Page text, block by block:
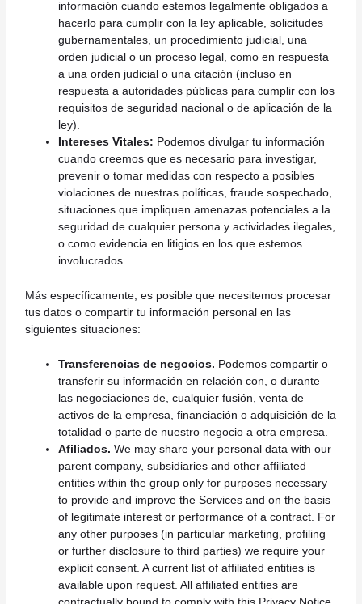
información cuando estemos legalmente obligados a
hacerlo para cumplir con la ley aplicable, solicitudes
gubernamentales, un procedimiento judicial, una
orden judicial o un proceso legal, como en respuesta
a una orden judicial o una citación (incluso en
respuesta a autoridades públicas para cumplir con los
requisitos de seguridad nacional o de aplicación de la
ley).
Intereses Vitales: Podemos divulgar tu información
cuando creemos que es necesario para investigar,
prevenir o tomar medidas con respecto a posibles
violaciones de nuestras políticas, fraude sospechado,
situaciones que impliquen amenazas potenciales a la
seguridad de cualquier persona y actividades ilegales,
o como evidencia en litigios en los que estemos
involucrados.
Más específicamente, es posible que necesitemos procesar
tus datos o compartir tu información personal en las
siguientes situaciones:
Transferencias de negocios. Podemos compartir o
transferir su información en relación con, o durante
las negociaciones de, cualquier fusión, venta de
activos de la empresa, financiación o adquisición de la
totalidad o parte de nuestro negocio a otra empresa.
Afiliados. We may share your personal data with our
parent company, subsidiaries and other affiliated
entities within the group only for purposes necessary
to provide and improve the Services and on the basis
of legitimate interest or performance of a contract. For
any other purposes (in particular marketing, profiling
or further disclosure to third parties) we require your
explicit consent. A current list of affiliated entities is
available upon request. All affiliated entities are